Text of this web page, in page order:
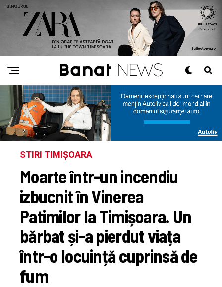
STIRI TIMIȘOARA
Moarte într-un incendiu
izbucnit în Vinerea
Patimilor la Timișoara. Un
bărbat și-a pierdut viața
într-o locuință cuprinsă de
fum